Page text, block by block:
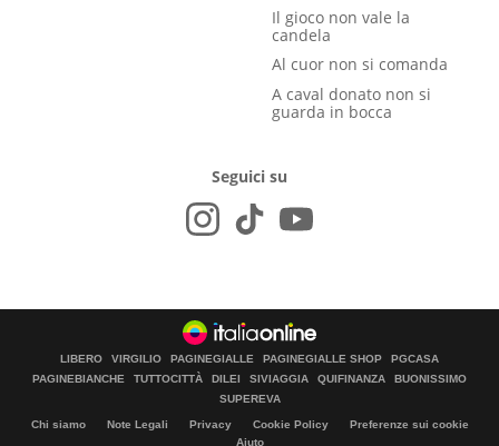
Il gioco non vale la
candela
Al cuor non si comanda
A caval donato non si
guarda in bocca
Seguici su
LIBERO VIRGILIO PAGINEGIALLE PAGINEGIALLE SHOP
PGCASA
PAGINEBIANCHE
TUTTOCITTÀ DILEI SIVIAGGIA QUIFINANZA
BUONISSIMO
SUPEREVA
Chi siamo Note Legali Privacy Cookie Policy
Preferenze sui cookie
Aiuto